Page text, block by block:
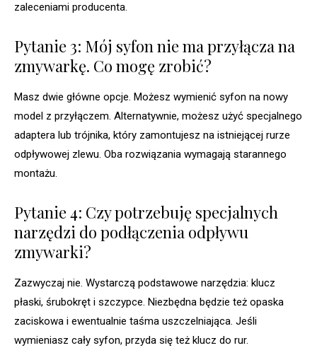
zaleceniami producenta.
Pytanie 3: Mój syfon nie ma przyłącza na
zmywarkę. Co mogę zrobić?
Masz dwie główne opcje. Możesz wymienić syfon na nowy
model z przyłączem. Alternatywnie, możesz użyć specjalnego
adaptera lub trójnika, który zamontujesz na istniejącej rurze
odpływowej zlewu. Oba rozwiązania wymagają starannego
montażu.
Pytanie 4: Czy potrzebuję specjalnych
narzędzi do podłączenia odpływu
zmywarki?
Zazwyczaj nie. Wystarczą podstawowe narzędzia: klucz
płaski, śrubokręt i szczypce. Niezbędna będzie też opaska
zaciskowa i ewentualnie taśma uszczelniająca. Jeśli
wymieniasz cały syfon, przyda się też klucz do rur.